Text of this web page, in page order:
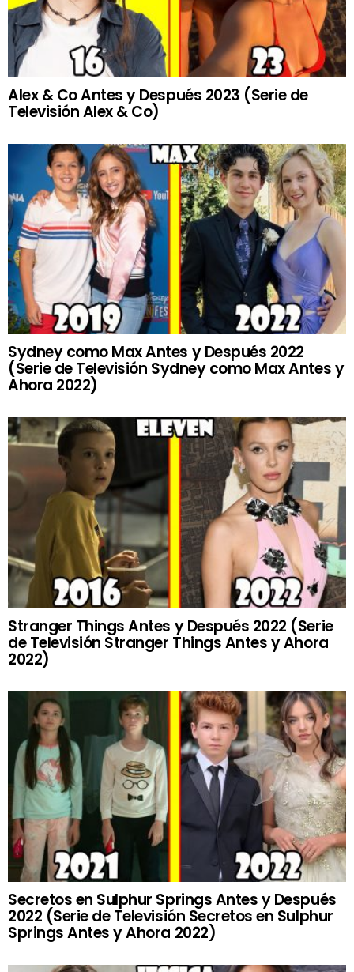
Alex & Co Antes y Después 2023 (Serie de
Televisión Alex & Co)
Sydney como Max Antes y Después 2022
(Serie de Televisión Sydney como Max Antes y
Ahora 2022)
Stranger Things Antes y Después 2022 (Serie
de Televisión Stranger Things Antes y Ahora
2022)
Secretos en Sulphur Springs Antes y Después
2022 (Serie de Televisión Secretos en Sulphur
Springs Antes y Ahora 2022)